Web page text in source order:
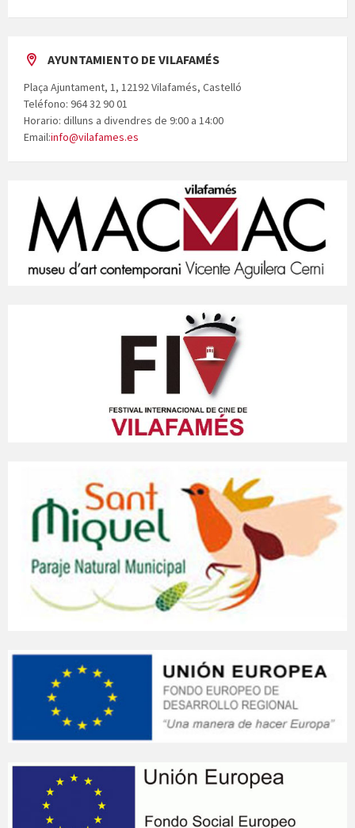
AYUNTAMIENTO DE VILAFAMÉS
Plaça Ajuntament, 1, 12192 Vilafamés, Castelló
Teléfono: 964 32 90 01
Horario: dilluns a divendres de 9:00 a 14:00
Email:info@vilafames.es